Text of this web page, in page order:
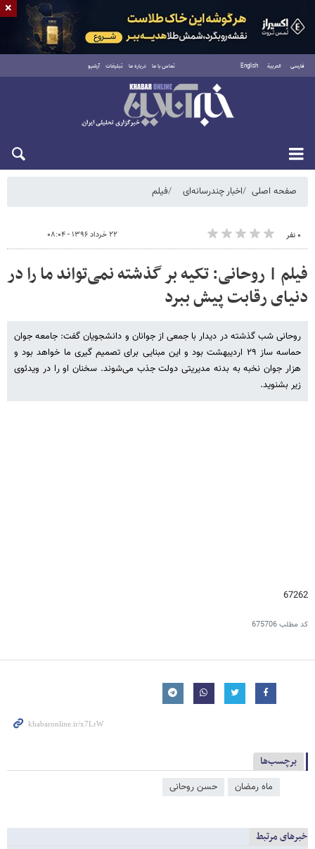
فارسی العربية English تماس با ما درباره ما تبلیغات آرشیو
یکشنبه ۱۸ مرداد ۱۴۰۵
صفحه اصلی اخبار چندرسانه‌ای فیلم
۰ نفر ۲۲ خرداد ۱۳۹۶ - ۰۸:۰۴
فیلم | روحانی: تکیه بر گذشته نمی‌تواند ما را در
دنیای رقابت پیش ببرد
روحانی شب گذشته در دیدار با جمعی از جوانان و دانشجویان گفت: جامعه جوان
حماسه ساز ۲۹ اردیبهشت بود و این مبنایی برای تصمیم گیری ما خواهد بود و
هزار جوان نخبه به بدنه مدیریتی دولت جذب می‌شوند. سخنان او را در ویدئوی
زیر بشنوید.
67262
کد مطلب675706
برچسب‌ها
ماه رمضان حسن روحانی
خبرهای مرتبط
×